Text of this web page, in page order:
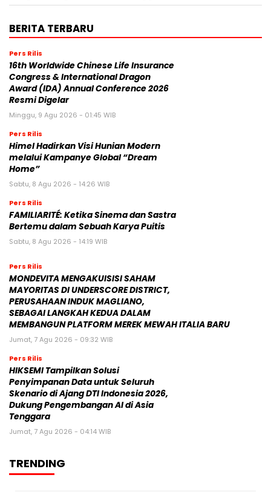
BERITA TERBARU
Pers Rilis
16th Worldwide Chinese Life Insurance
Congress & International Dragon
Award (IDA) Annual Conference 2026
Resmi Digelar
Minggu, 9 Agu 2026 - 01:45 WIB
Pers Rilis
Himel Hadirkan Visi Hunian Modern
melalui Kampanye Global “Dream
Home”
Sabtu, 8 Agu 2026 - 14:26 WIB
Pers Rilis
FAMILIARITÉ: Ketika Sinema dan Sastra
Bertemu dalam Sebuah Karya Puitis
Sabtu, 8 Agu 2026 - 14:19 WIB
Pers Rilis
MONDEVITA MENGAKUISISI SAHAM
MAYORITAS DI UNDERSCORE DISTRICT,
PERUSAHAAN INDUK MAGLIANO,
SEBAGAI LANGKAH KEDUA DALAM
MEMBANGUN PLATFORM MEREK MEWAH ITALIA BARU
Jumat, 7 Agu 2026 - 09:32 WIB
Pers Rilis
HIKSEMI Tampilkan Solusi
Penyimpanan Data untuk Seluruh
Skenario di Ajang DTI Indonesia 2026,
Dukung Pengembangan AI di Asia
Tenggara
Jumat, 7 Agu 2026 - 04:14 WIB
TRENDING